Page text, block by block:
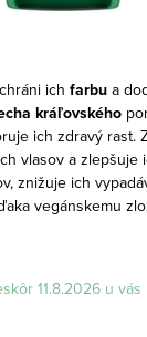
ich farbu a
kráľovského
ich zdravý rast.
vlasov a zlepšuje
znižuje ich
vegánskemu
11.8.2026